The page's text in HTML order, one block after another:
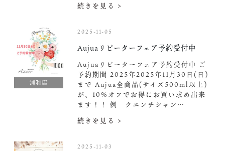
続きを見る >
浦和店
2025-11-05
Aujuaリピーターフェア予約受付中️
Aujuaリピーターフェア予約受付中️ ご
予約期間 2025年2025年11月30日(日)
まで Aujua全商品(サイズ500ml以上)
が、10%オフでお得にお買い求め出来
ます！！ 例 クエンチシャン…
続きを見る >
2025-11-03